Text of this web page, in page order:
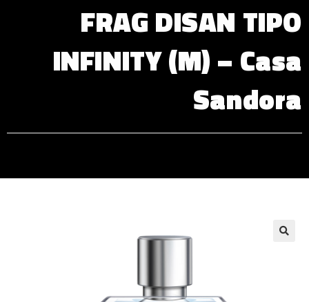
FRAG DISAN TIPO
INFINITY (M) – Casa
Sandora